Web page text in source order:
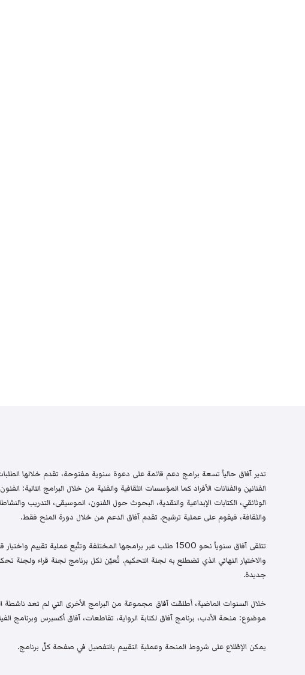
تدير آفاق حالياً تسعة برامج دعم قائمة على دعوة سنوية مفتوحة، تقدم خلالها
الفنانين والفنانات الأفراد كما المؤسسات الثقافية والفنية من خلال البرامج التالية:
الوثائقي، الكتابات الإبداعية والنقدية، البحوث حول الفنون، الموسيقى، التدريب
والثقافة، فيقوم على عملية ترشيح. تقدم آفاق الدعم من خلال دورة المنح فقط.
تتلقى آفاق سنوياً نحو 1500 طلب عبر برامجها المختلفة وتتّبع عملية
والاختيار النهائي الذي تضطلع به لجنة التحكيم. تُعيّن لكل برنامج لجنة قراء
جديدة.
خلال السنوات الماضية، أطلقت آفاق مجموعة من البرامج الأخرى التي لم تعد ناشطة
موضوع: منحة الأدب، برنامج آفاق لكتابة الرواية، تقاطعات، آفاق أكسبرس وبرنامج
يمكن الإطّلاع على شروط المنحة وعملية التقييم بالتفصيل في صفحة كلّ برنامج.